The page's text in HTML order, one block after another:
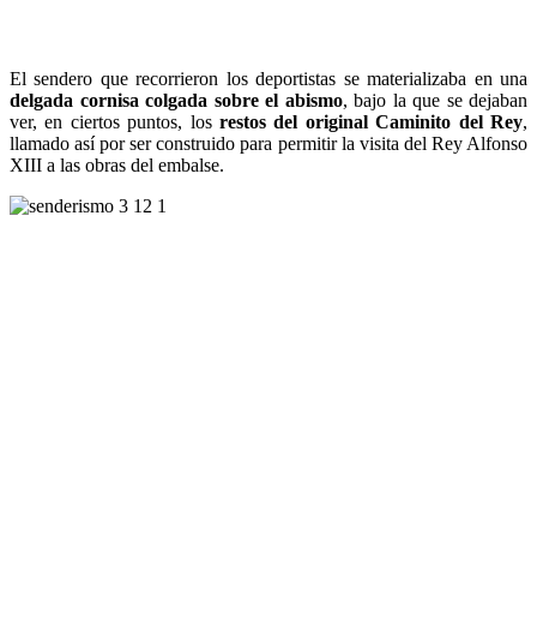
El sendero que recorrieron los deportistas se materializaba en una
delgada cornisa colgada sobre el abismo, bajo la que se dejaban
ver, en ciertos puntos, los restos del original Caminito del Rey,
llamado así por ser construido para permitir la visita del Rey Alfonso
XIII a las obras del embalse.